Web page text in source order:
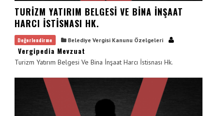
TURIZM YATIRIM BELGESI VE BINA İNŞAAT
HARCI İSTISNASI HK.
Değerlendirme Belediye Vergisi Kanunu Özelgeleri
Vergipedia Mevzuat
Turizm Yatırım Belgesi Ve Bina İnşaat Harcı İstisnası Hk.